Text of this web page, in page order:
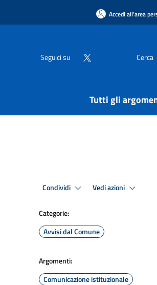
Accedi all'area
Seguici su Cerca
Tutti gli
Condividi Vedi azioni
Categorie:
Avvisi dal Comune
Argomenti:
Comunicazione istituzionale